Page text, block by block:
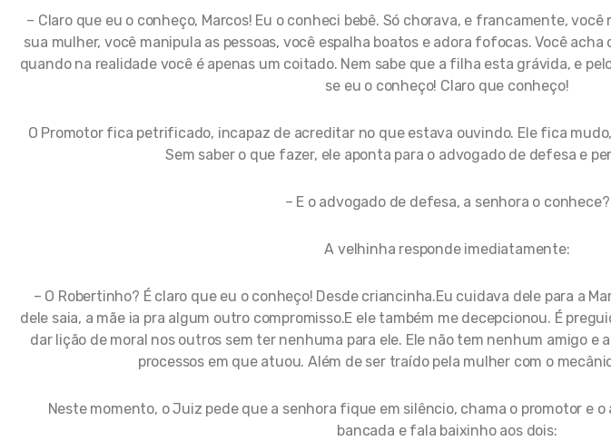
– Claro que eu o conheço, Marcos! Eu o conheci bebê. Só chorava, e francamente,
sua mulher, você manipula as pessoas, você espalha boatos e adora fofocas. Você
quando na realidade você é apenas um coitado. Nem sabe que a filha esta grávida, e
se eu o conheço! Claro que conheço!
O Promotor fica petrificado, incapaz de acreditar no que estava ouvindo. Ele fica
Sem saber o que fazer, ele aponta para o advogado de defesa e
– E o advogado de defesa, a senhora o conhece?
A velhinha responde imediatamente:
– O Robertinho? É claro que eu o conheço! Desde criancinha.Eu cuidava dele para a
dele saia, a mãe ia pra algum outro compromisso.E ele também me decepcionou. É
dar lição de moral nos outros sem ter nenhuma para ele. Ele não tem nenhum amigo e
processos em que atuou. Além de ser traído pela mulher com o
Neste momento, o Juiz pede que a senhora fique em silêncio, chama o promotor e
bancada e fala baixinho aos dois: